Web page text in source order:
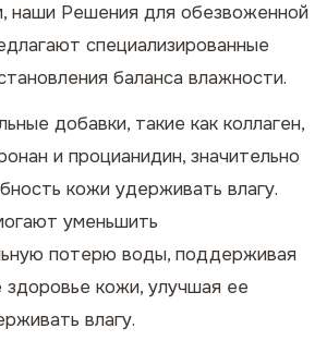
наши Решения для обезвоженной
специализированные
баланса влажности.
добавки, такие как коллаген,
и процианидин, значительно
кожи удерживать влагу.
уменьшить
потерю воды, поддерживая
кожи, улучшая ее
влагу.